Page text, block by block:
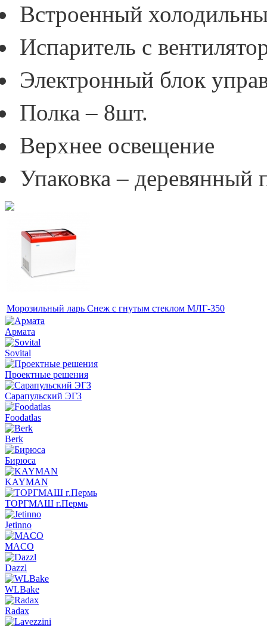
Встроенный
Испаритель с
Электронный блок
Полка – 8шт.
Верхнее освещение
Упаковка – деревянный
Морозильный ларь Снеж с гнутым стеклом МЛГ-350
Армата
Sovital
Проектные решения
Сарапульский ЭГЗ
Foodatlas
Berk
Бирюса
KAYMAN
ТОРГМАШ г.Пермь
Jetinno
MACO
Dazzl
WLBake
Radax